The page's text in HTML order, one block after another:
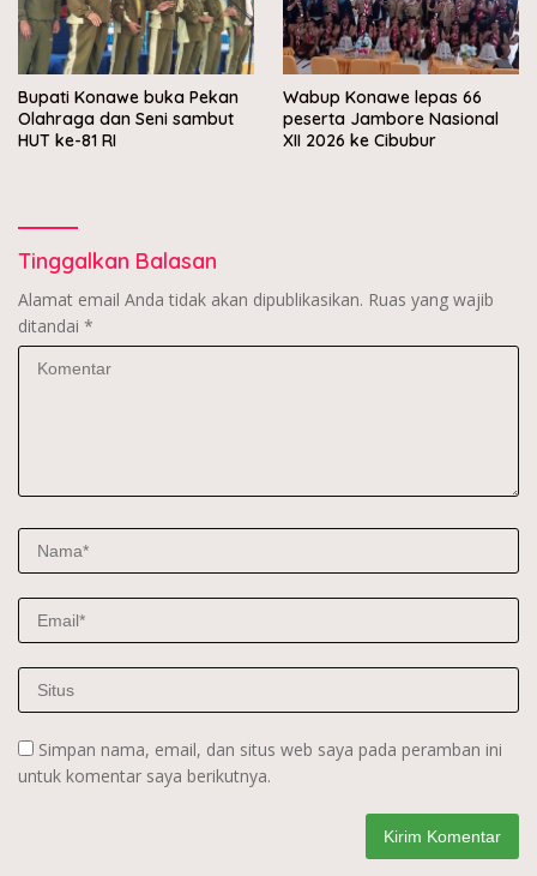
Bupati Konawe buka Pekan
Olahraga dan Seni sambut
HUT ke-81 RI
Wabup Konawe lepas 66
peserta Jambore Nasional
XII 2026 ke Cibubur
Tinggalkan Balasan
Alamat email Anda tidak akan dipublikasikan. Ruas yang wajib
ditandai *
Simpan nama, email, dan situs web saya pada peramban ini
untuk komentar saya berikutnya.